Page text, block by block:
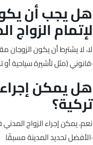
لإتمام الزواج
لا، لا يشترط أن يكون الزوجان
قانوني (مثل تأشيرة سياحية أو تصريح إقامة)·
تركية؟
نعم، يمكن إجراء الزواج
الأفضل تحديد المدينة مسبقًا·